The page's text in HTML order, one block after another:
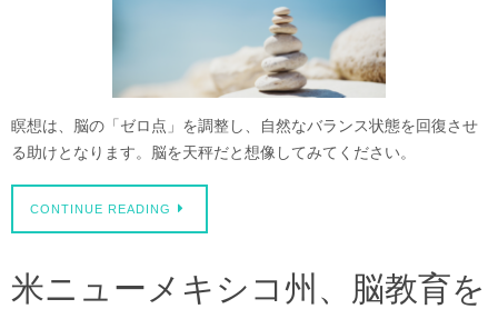
瞑想は、脳の「ゼロ点」を調整し、自然なバランス状態を回復させ
る助けとなります。脳を天秤だと想像してみてください。
CONTINUE READING
米ニューメキシコ州、脳教育を